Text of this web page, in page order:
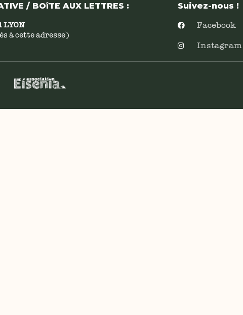
/ BOîTE AUX LETTRES :
LYON
à cette adresse)
Suivez-nous !
Facebook
Instagram